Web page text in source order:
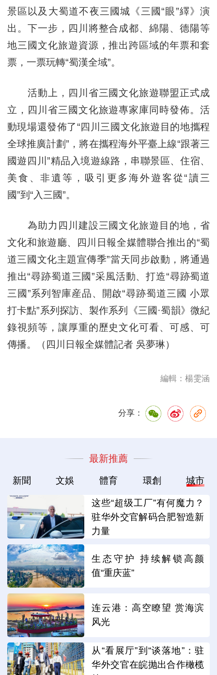
景區以及大蜀道不夜三國城《三國“眼”繹》演
出。下一步，四川將整合成都、綿陽、德陽等
地三國文化旅遊資源，推出跨區域的年票和套
票，一票玩轉“蜀漢全域”。
活動上，四川省三國文化旅遊聯盟正式成
立，四川省三國文化旅遊專家庫同時發佈。活
動現場還發佈了“四川三國文化旅遊目的地攜程
全球推廣計劃”，將在攜程海外平臺上線“跟著三
國遊四川”精品入境遊線路，串聯景區、住宿、
美食、非遺等，吸引更多海外遊客從“讀三
國”到“入三國”。
為助力四川建設三國文化旅遊目的地，省
文化和旅遊廳、四川日報全媒體聯合推出的“蜀
道三國文化主題宣傳季”當天同步啟動，將通過
推出“尋跡蜀道三國”采風活動、打造“尋跡蜀道
三國”系列智庫産品、開啟“尋跡蜀道三國 小眾
打卡點”系列探訪、製作系列《三國·蜀韻》微紀
錄視頻等，讓厚重的歷史文化可看、可感、可
傳播。（四川日報全媒體記者 吳夢琳）
編輯：楊雯涵
分享：
最新推薦
新聞 文娛 體育 環創 城市
这些“超级工厂”有何魔力？
驻华外交官解码合肥智造新
力量
生态守护 持续解锁高颜
值“重庆蓝”
连云港：高空瞭望 赏海滨
风光
从“看展厅”到“谈落地”：驻
华外交官在皖抛出合作橄榄